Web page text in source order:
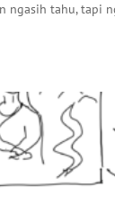
ngasih tahu, tapi